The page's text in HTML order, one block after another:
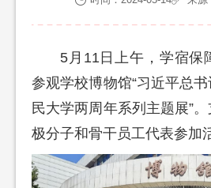
5月11日上午，学宿保
参观学校博物馆“习近平总
民大学两周年系列主题展”
极分子和骨干员工代表参加